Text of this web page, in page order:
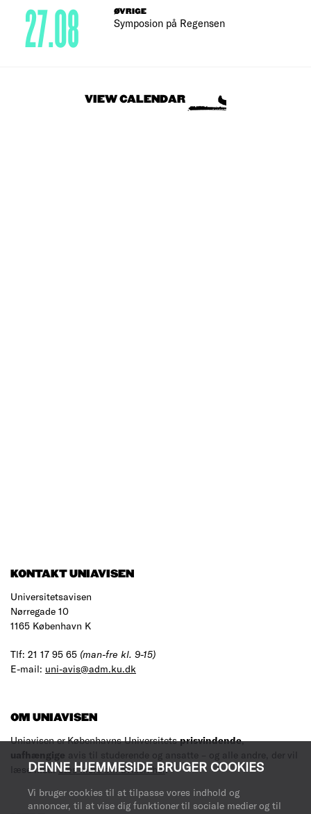
DENNE HJEMMESIDE BRUGER COOKIES
Vi bruger cookies til at tilpasse vores indhold og
annoncer, til at vise dig funktioner til sociale medier og til
ØVRIGE
Symposion på Regensen
27.08
VIEW CALENDAR
KONTAKT UNIAVISEN
Universitetsavisen
Nørregade 10
1165 København K
Tlf: 21 17 95 65 (man-fre kl. 9-15)
E-mail: uni-avis@adm.ku.dk
OM UNIAVISEN
Uniavisen er Københavns Universitetsprisvindende,
uafhængige avis til studerende og ansatte – og alle andre, der vil
læse med.Læs mere om avisen her.